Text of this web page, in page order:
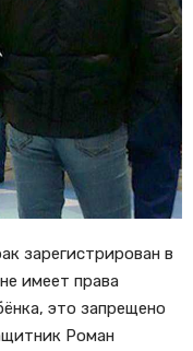
зарегистрирован в
имеет права
это запрещено
Роман